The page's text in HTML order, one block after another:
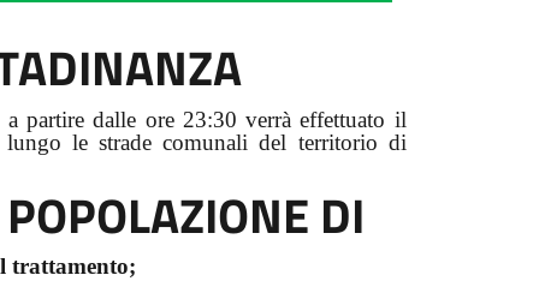
a partire dalle ore 23:30 verrà effettuato il
le strade comunali del territorio di
DI
trattamento;